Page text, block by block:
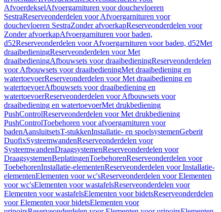
AfvoerdekselAfvoergarnituren voor douchevloeren
SestraReserveonderdelen voor Afvoergarnituren voor
douchevloeren SestraZonder afvoerkapReserveonderdelen voor
Zonder afvoerkapAfvoergarnituren voor baden,
d52Reserveonderdelen voor Afvoergarnituren voor baden, d52Met
draaibedieningReserveonderdelen voor Met
draaibedieningAfbouwsets voor draaibedieningReserveonderdelen
voor Afbouwsets voor draaibedieningMet draaibediening en
watertoevoerReserveonderdelen voor Met draaibediening en
watertoevoerAfbouwsets voor draaibediening en
watertoevoerReserveonderdelen voor Afbouwsets voor
draaibediening en watertoevoerMet drukbediening
PushControlReserveonderdelen voor Met drukbediening
PushControlToebehoren voor afvoergarnituren voor
badenAansluitsetsT-stukkenInstallatie- en spoelsystemenGeberit
DuofixSysteemwandenReserveonderdelen voor
SysteemwandenDraagsystemenReserveonderdelen voor
DraagsystemenBeplatingenToebehorenReserveonderdelen voor
ToebehorenInstallatie-elementenReserveonderdelen voor Installatie-
elementenElementen voor wc'sReserveonderdelen voor Elementen
voor wc'sElementen voor wastafelsReserveonderdelen voor
Elementen voor wastafelsElementen voor bidetsReserveonderdelen
voor Elementen voor bidetsElementen voor